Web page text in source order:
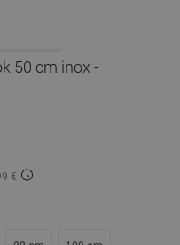
50 cm inox -
€